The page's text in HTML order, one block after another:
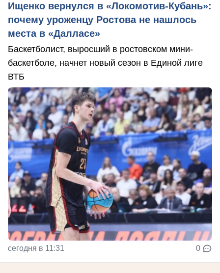
Ищенко вернулся в «Локомотив-Кубань»:
почему уроженцу Ростова не нашлось
места в «Далласе»
Баскетболист, выросший в ростовском мини-
баскетболе, начнет новый сезон в Единой лиге
ВТБ
сегодня в 11:31 0